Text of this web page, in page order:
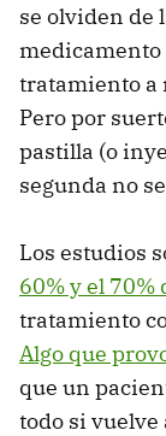
se olviden de
tratamiento a
Pero por
pastilla (o
segunda no
Los estudios
60% y el 70%
tratamiento
Algo que
que un
todo si